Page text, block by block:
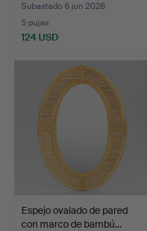
Subastado 6 jun 2026
5 pujas
124 USD
Espejo ovalado de pared
con marco de bambú…